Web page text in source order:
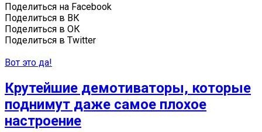
Поделиться на Facebook
Поделиться в ВК
Поделиться в ОК
Поделиться в Twitter
Вот это да!
Крутейшие демотиваторы, которые
поднимут даже самое плохое
настроение